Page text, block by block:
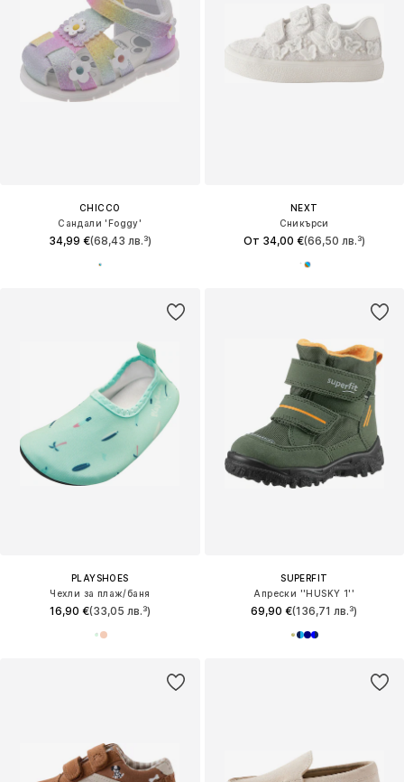
CHICCO
Сандали 'Foggy'
34,99 €(68,43 лв.³)
NEXT
Сникърси
От 34,00 €(66,50 лв.³)
PLAYSHOES
Чехли за плаж/баня
16,90 €(33,05 лв.³)
SUPERFIT
Апрески ''HUSKY 1''
69,90 €(136,71 лв.³)